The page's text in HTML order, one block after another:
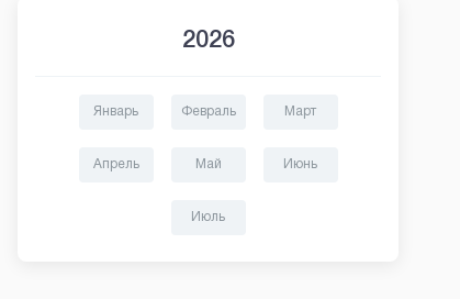
2026
Январь Февраль Март
Апрель Май Июнь
Июль